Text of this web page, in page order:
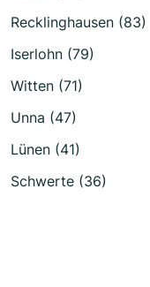
Recklinghausen (83)
Iserlohn (79)
Witten (71)
Unna (47)
Lünen (41)
Schwerte (36)